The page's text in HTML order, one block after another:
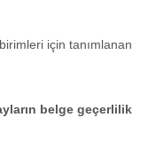
için tanımlanan
belge geçerlilik